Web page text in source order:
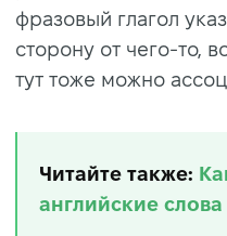
фразовый глагол
сторону от чего-то,
тут тоже можно
Читайте также:
английские слова